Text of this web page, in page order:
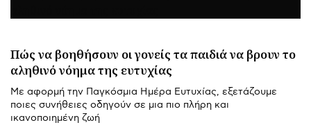
Πώς να βοηθήσουν οι γονείς τα παιδιά να βρουν το
αληθινό νόημα της ευτυχίας
Με αφορμή την Παγκόσμια Ημέρα Ευτυχίας, εξετάζουμε
ποιες συνήθειες οδηγούν σε μια πιο πλήρη και
ικανοποιημένη ζωή